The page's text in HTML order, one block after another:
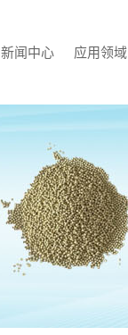
新闻中心
行业新闻
技术知识
应用领域
低温气瓶
真空管道
储罐
低温罐箱